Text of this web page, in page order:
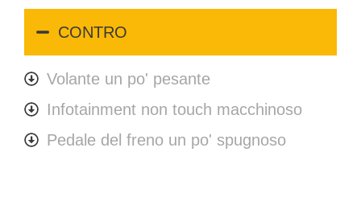
CONTRO
Volante un po' pesante
Infotainment non touch macchinoso
Pedale del freno un po' spugnoso